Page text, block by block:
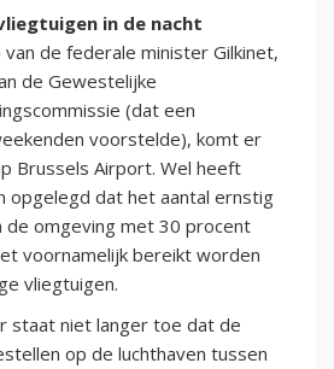
in de nacht
de federale minister Gilkinet,
de Gewestelijke
(dat een
voorstelde), komt er
Brussels Airport. Wel heeft
opgelegd dat het aantal ernstig
de omgeving met 30 procent
voornamelijk bereikt worden
vliegtuigen.
staat niet langer toe dat de
op de luchthaven tussen